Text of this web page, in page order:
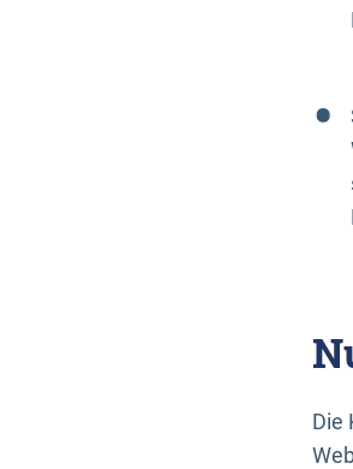
Die